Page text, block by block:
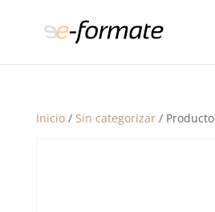
Inicio/ Sin categorizar/ Producto